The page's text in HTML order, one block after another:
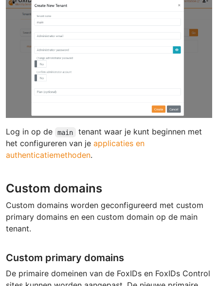
Log in op de main
tenant waar je kunt beginnen met
het configureren van je applicaties en
authenticatiemethoden.
Custom domains
Custom domains worden geconfigureerd met custom
primary domains en een custom domain op de main
tenant.
Custom primary domains
De primaire domeinen van de FoxIDs en FoxIDs Control